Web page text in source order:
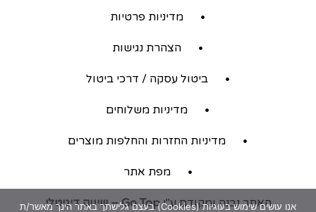
מדיניות פרטיות
הצהרת נגישות
ביטול עסקה / דרכי ביטול
מדיניות משלוחים
מדיניות החזרות והחלפות מוצרים
מפת אתר
האתר נבנה ומקודם ע"יGo Top – שיווק דיגיטלי
אנו עושים שימוש בעוגיות (Cookies) בעצם גלישתך באתר הינך מאשר/ת